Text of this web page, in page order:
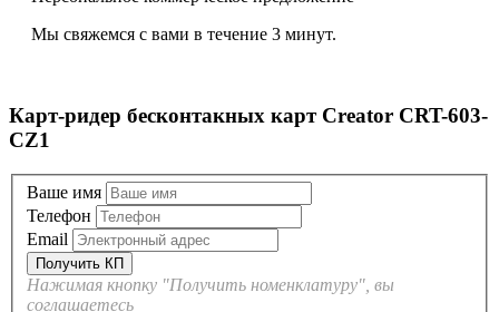
Мы свяжемся с вами в течение 3 минут.
Карт-ридер бесконтакных карт Creator CRT-603-
CZ1
Ваше имя
Телефон
Email
Нажимая кнопку "Получить номенклатуру", вы
соглашаетесь